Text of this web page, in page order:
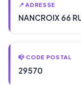
📍 ADRESSE
NANCROIX 66
📪 CODE POSTAL
29570